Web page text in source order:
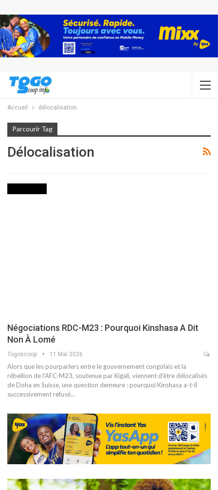
Accueil délocalisation
Parcourir Tag
Délocalisation
Négociations RDC-M23 : Pourquoi Kinshasa A Dit
Non À Lomé
Togoscoop 11 Mai 2026
Alors que les pourparlers entre le gouvernement congolais et la
rébellion de l’AFC-M23, soutenue par Kigali, viennent d’être délocalisés
de Doha en Suisse, une question demeure : pourquoi Kinshasa a-t-il
successivement refusé…